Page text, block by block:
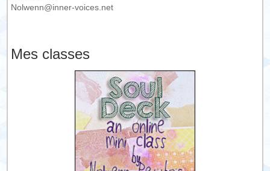
Nolwenn@inner-voices.net
Mes classes